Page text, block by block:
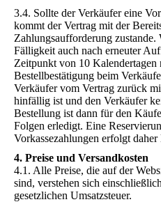
3.4. Sollte der Verkäufer eine
kommt der Vertrag mit der
Zahlungsaufforderung
Fälligkeit auch nach erneuter
Zeitpunkt von 10 Kalendertagen
Bestellbestätigung beim
Verkäufer vom Vertrag zurück
hinfällig ist und den Verkäufer
Bestellung ist dann für den
Folgen erledigt. Eine
Vorkassezahlungen erfolgt
4. Preise und Versandkosten
4.1. Alle Preise, die auf der
sind, verstehen sich
gesetzlichen Umsatzsteuer.